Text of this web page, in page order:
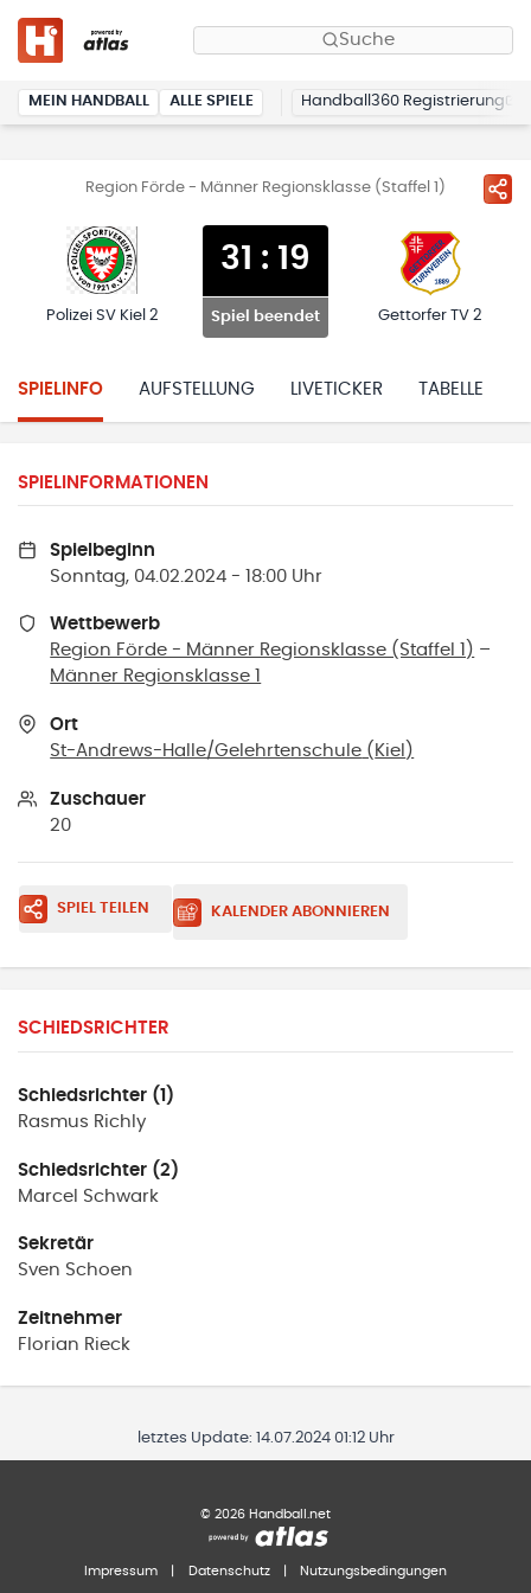
Suche
MEIN HANDBALL ALLE SPIELE Handball360 Registrierung
Region Förde - Männer Regionsklasse (Staffel 1)
Polizei SV Kiel 2
31 : 19
Spiel beendet Gettorfer TV 2
SPIELINFO AUFSTELLUNG LIVETICKER TABELLE
SPIELINFORMATIONEN
Spielbeginn
Sonntag, 04.02.2024 - 18:00 Uhr
Wettbewerb
Region Förde - Männer Regionsklasse (Staffel 1) –
Männer Regionsklasse 1
Ort
St-Andrews-Halle/Gelehrtenschule ( Kiel )
Zuschauer
20
SPIEL TEILEN KALENDER ABONNIEREN
SCHIEDSRICHTER
Schiedsrichter (1)
Rasmus Richly
Schiedsrichter (2)
Marcel Schwark
Sekretär
Sven Schoen
Zeitnehmer
Florian Rieck
letztes Update: 14.07.2024 01:12 Uhr
© 2026 Handball.net
Impressum Datenschutz Nutzungsbedingungen